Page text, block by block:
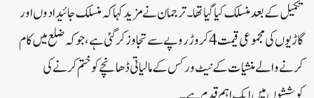
تکمیل کے بعد منسلک کیا گیا تھا۔ترجمان نے مزید کہا کہ منسلک جائیدادوں اور
گاڑیوں کی مجموعی قیمت 4 کروڑ روپے سے تجاوز کر گئی ہے، جو کہ ضلع میں کام
کرنے والے منشیات کے نیٹ ورکس کے مالیاتی ڈھانچے کو ختم کرنے کی